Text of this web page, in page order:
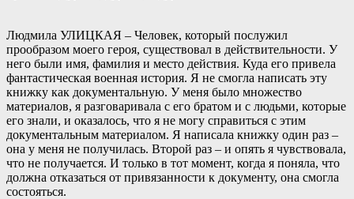
Людмила УЛИЦКАЯ – Человек, который послужил
прообразом моего героя, существовал в действительности. У
него были имя, фамилия и место действия. Куда его привела
фантастическая военная история. Я не смогла написать эту
книжку как документальную. У меня было множество
материалов, я разговаривала с его братом и с людьми, которые
его знали, и оказалось, что я не могу справиться с этим
документальным материалом. Я написала книжку один раз –
она у меня не получилась. Второй раз – и опять я чувствовала,
что не получается. И только в тот момент, когда я поняла, что
должна отказаться от привязанности к документу, она смогла
состояться.